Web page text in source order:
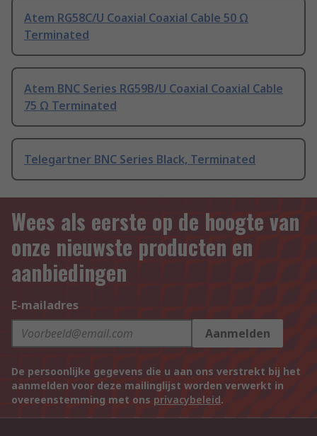
Atem RG58C/U Coaxial Coaxial Cable 50 Ω
Terminated
Atem BNC Series RG59B/U Coaxial Coaxial Cable
75 Ω Terminated
Telegartner BNC Series Black, Terminated
Wees als eerste op de hoogte van
onze nieuwste producten en
aanbiedingen
E-mailadres
Aanmelden
De persoonlijke gegevens die u aan ons verstrekt bij het
aanmelden voor deze mailinglijst worden verwerkt in
overeenstemming met ons privacybeleid.